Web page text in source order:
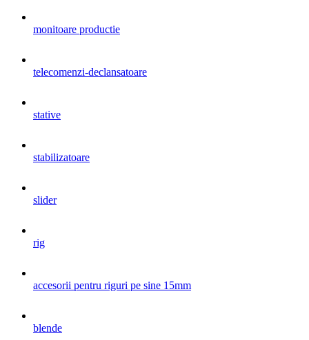
monitoare productie
telecomenzi-declansatoare
stative
stabilizatoare
slider
rig
accesorii pentru riguri pe sine 15mm
blende